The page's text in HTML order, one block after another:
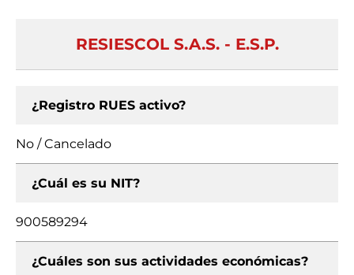
RESIESCOL S.A.S. - E.S.P.
¿Registro RUES activo?
No / Cancelado
¿Cuál es su NIT?
900589294
¿Cuáles son sus actividades económicas?